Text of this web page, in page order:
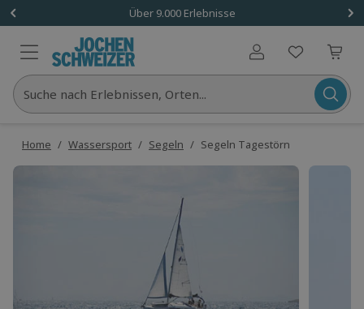
Über 9.000 Erlebnisse
Benutzerkonto
Suche nach Erlebnissen, Orten...
Home / Wassersport / Segeln / Segeln Tagestörn